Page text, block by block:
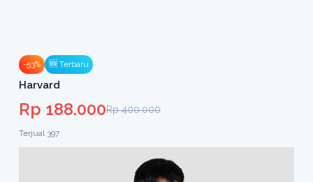
-53% 🆕 Terbaru
Harvard
Rp 188.000Rp 400.000
Terjual 397